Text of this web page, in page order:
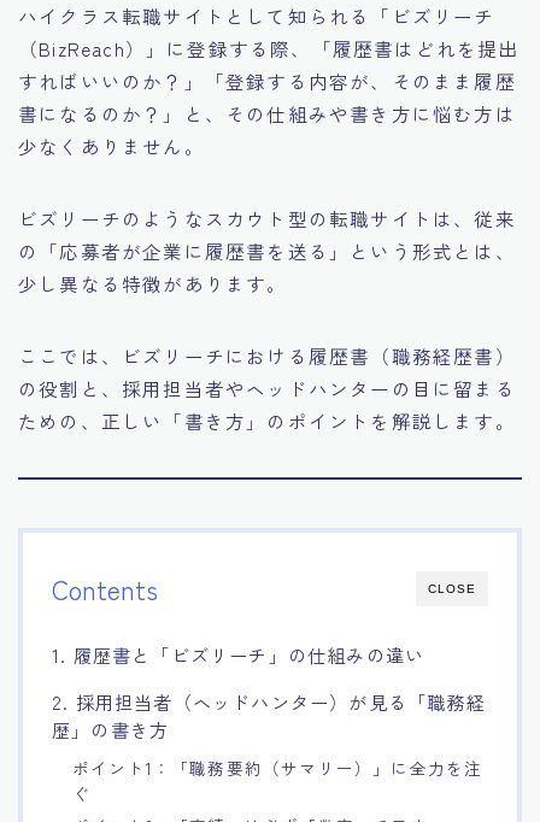
14.デジタル化やAIの進化がもたらす影響
ハイクラス転職サイトとして知られる「ビズリーチ
（BizReach）」に登録する際、「履歴書はどれを提出
すればいいのか？」「登録する内容が、そのまま履歴
書になるのか？」と、その仕組みや書き方に悩む方は
少なくありません。
ビズリーチのようなスカウト型の転職サイトは、従来
の「応募者が企業に履歴書を送る」という形式とは、
少し異なる特徴があります。
ここでは、ビズリーチにおける履歴書（職務経歴書）
の役割と、採用担当者やヘッドハンターの目に留まる
ための、正しい「書き方」のポイントを解説します。
CLOSE
Contents
1. 履歴書と「ビズリーチ」の仕組みの違い
2. 採用担当者（ヘッドハンター）が見る「職務経
歴」の書き方
ポイント1：「職務要約（サマリー）」に全力を注
ぐ